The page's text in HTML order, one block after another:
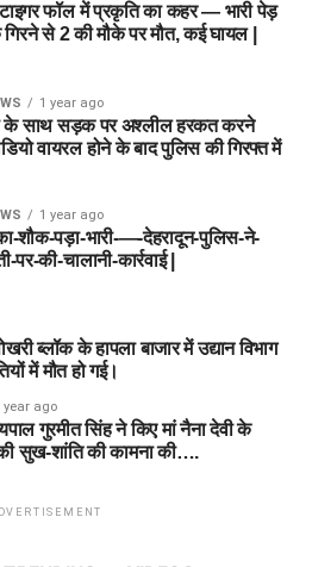
फॉल में प्रकृति का कहर — भारी पेड़
से 2 की मौके पर मौत, कई घायल |
1 year ago
के साथ सड़क पर अश्लील हरकत करने
वायरल होने के बाद पुलिस की गिरफ्त में
1 year ago
शौक-पड़ा-भारी-—-देहरादून-पुलिस-ने-
पर-की-चालानी-कार्रवाई |
ब्लॉक के हापला बाजार में उद्यान विभाग
में मौत हो गई।
year ago
गुरमीत सिंह ने किए मां नैना देवी के
सुख-शांति की कामना की….